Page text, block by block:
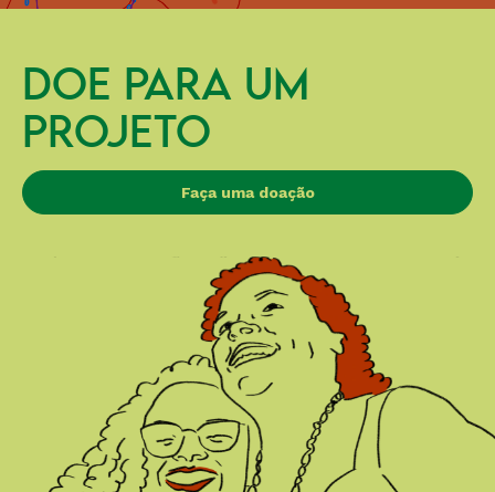
DOE PARA UM
PROJETO
Faça uma doação